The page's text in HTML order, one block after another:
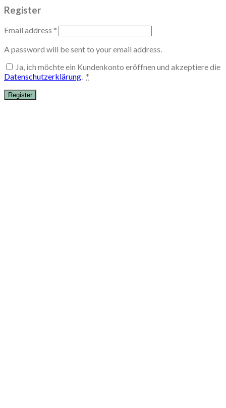
Register
Email address *
A password will be sent to your email address.
Ja, ich möchte ein Kundenkonto eröffnen und akzeptiere die
Datenschutzerklärung. *
Register